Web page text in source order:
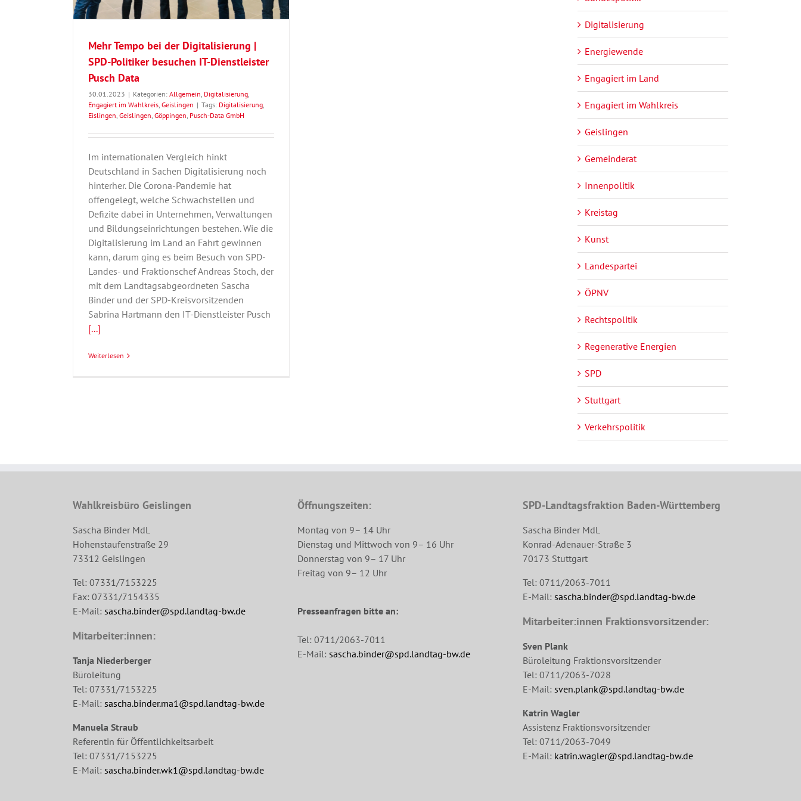
Mehr Tempo bei der Digitalisierung |
SPD-Politiker besuchen IT-Dienstleister
Pusch Data
30.01.2023 | Kategorien: Allgemein, Digitalisierung,
Engagiert im Wahlkreis, Geislingen | Tags: Digitalisierung,
Eislingen, Geislingen, Göppingen, Pusch‑Data GmbH
Im internationalen Vergleich hinkt
Deutschland in Sachen Digitalisierung noch
hinterher. Die Corona-Pandemie hat
offengelegt, welche Schwachstellen und
Defizite dabei in Unternehmen, Verwaltungen
und Bildungseinrichtungen bestehen. Wie die
Digitalisierung im Land an Fahrt gewinnen
kann, darum ging es beim Besuch von SPD-
Landes- und Fraktionschef Andreas Stoch, der
mit dem Landtagsabgeordneten Sascha
Binder und der SPD-Kreisvorsitzenden
Sabrina Hartmann den IT-Dienstleister Pusch
[...]
Weiterlesen
Digitalisierung
Energiewende
Engagiert im Land
Engagiert im Wahlkreis
Geislingen
Gemeinderat
Innenpolitik
Kreistag
Kunst
Landespartei
ÖPNV
Rechtspolitik
Regenerative Energien
SPD
Stuttgart
Verkehrspolitik
Wahlkreisbüro Geislingen
Sascha Binder MdL
Hohenstaufenstraße 29
73312 Geislingen
Tel: 07331/7153225
Fax: 07331/7154335
E-Mail: sascha.binder@spd.landtag-bw.de
Mitarbeiter:innen:
Tanja Niederberger
Büroleitung
Tel: 07331/7153225
E-Mail: sascha.binder.ma1@spd.landtag-bw.de
Manuela Straub
Referentin für Öffentlichkeitsarbeit
Tel: 07331/7153225
E-Mail: sascha.binder.wk1@spd.landtag-bw.de
Öffnungszeiten:
Montag von 9– 14 Uhr
Dienstag und Mittwoch von 9– 16 Uhr
Donnerstag von 9– 17 Uhr
Freitag von 9– 12 Uhr
Presseanfragen bitte an:
Tel: 0711/2063-7011
E-Mail:sascha.binder@spd.landtag-bw.de
SPD-Landtagsfraktion Baden-Württemberg
Sascha Binder MdL
Konrad-Adenauer-Straße 3
70173 Stuttgart
Tel: 0711/2063-7011
E-Mail: sascha.binder@spd.landtag-bw.de
Mitarbeiter:innen Fraktionsvorsitzender:
Sven Plank
Büroleitung Fraktionsvorsitzender
Tel: 0711/2063-7028
E-Mail: sven.plank@spd.landtag-bw.de
Katrin Wagler
Assistenz Fraktionsvorsitzender
Tel: 0711/2063-7049
E-Mail: katrin.wagler@spd.landtag-bw.de